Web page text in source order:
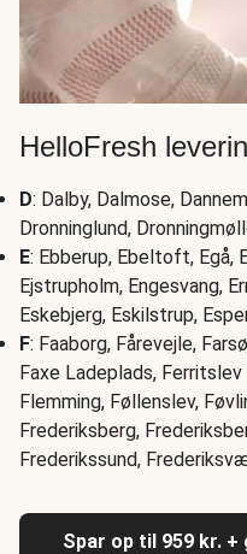
HelloFresh
D: Dalby, Dalmose,
Dronninglund,
E: Ebberup, Ebeltoft, Egå,
Ejstrupholm, Engesvang,
Eskebjerg, Eskilstrup,
F: Faaborg, Fårevejle,
Faxe Ladeplads,
Flemming, Føllenslev,
Frederiksberg,
Frederikssund,
Spar op til 959 kr.